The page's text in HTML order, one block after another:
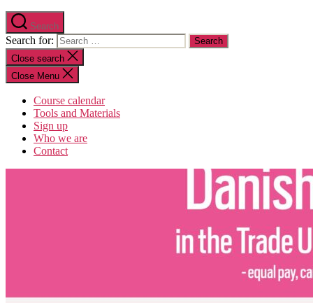
Search
Search for:
Close search
Close Menu
Course calendar
Tools and Materials
Sign up
Who we are
Contact